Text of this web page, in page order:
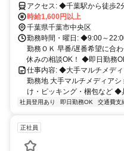
ーン実施中！
アクセス: ◆千葉駅から徒歩2分 *-*-*-*-*-*-*-*-*-*-*-*-*-*-*-*-*-*-*-*-*-*-
*-*-*
時給1,600円以上
千葉県千葉市中央区
勤務時間・曜日: ◆9:00～
勤務ＯＫ 早番/遅番希望に合
休みの相談OK！ ◆即日勤務
仕事内容: ◆大手マルチメデ
勤務地 大手マルチメディア
け・ピッキング・梱包など ◆
社員登用あり 即日勤務OK 交通費支
正社員